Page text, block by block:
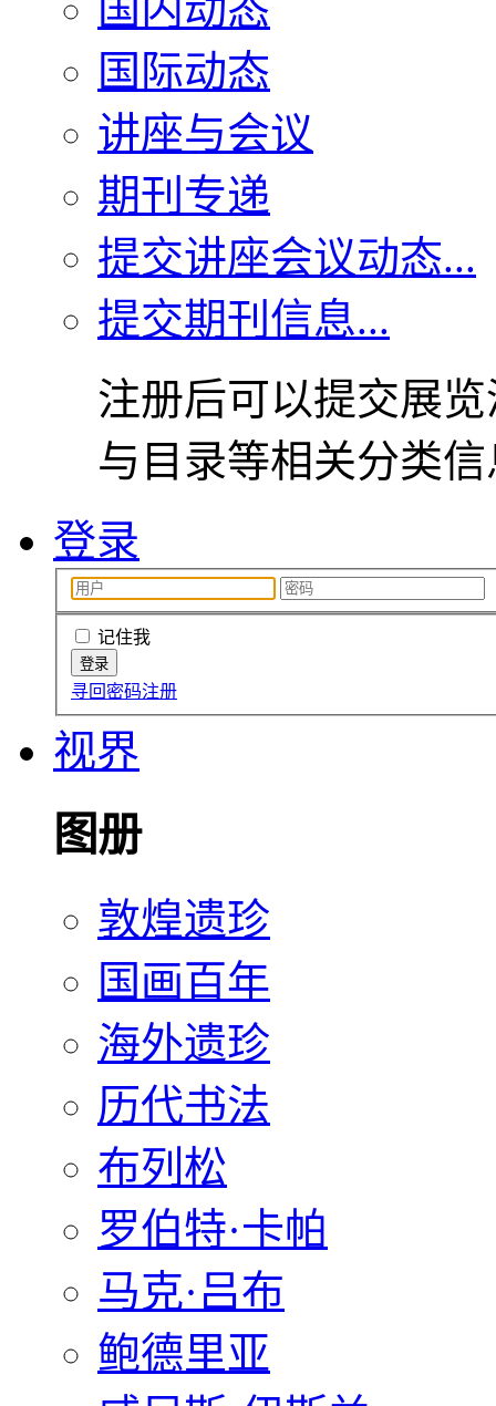
国内动态
国际动态
讲座与会议
期刊专递
提交讲座会议动态...
提交期刊信息...
注册后可以提交展
与目录等相关分类
登录
记住我
寻回密码注册
视界
图册
敦煌遗珍
国画百年
海外遗珍
历代书法
布列松
罗伯特·卡帕
马克·吕布
鲍德里亚